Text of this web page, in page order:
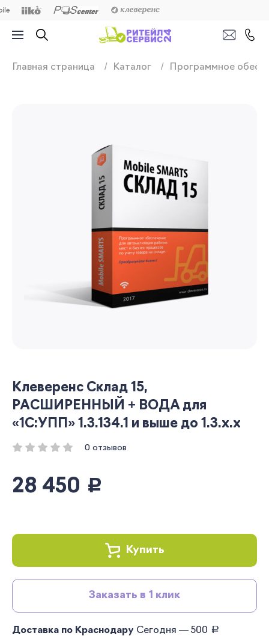
Продажа,
Главная страница Каталог Программное
Клеверенс Склад 15,
РАСШИРЕННЫЙ + ВОДА для
«1С:УПП» 1.3.134.1 и выше до 1.3.x.x
0 отзывов
28 450 руб.
Купить
Заказать в 1 клик
Доставка по Краснодару Сегодня — 500 руб.